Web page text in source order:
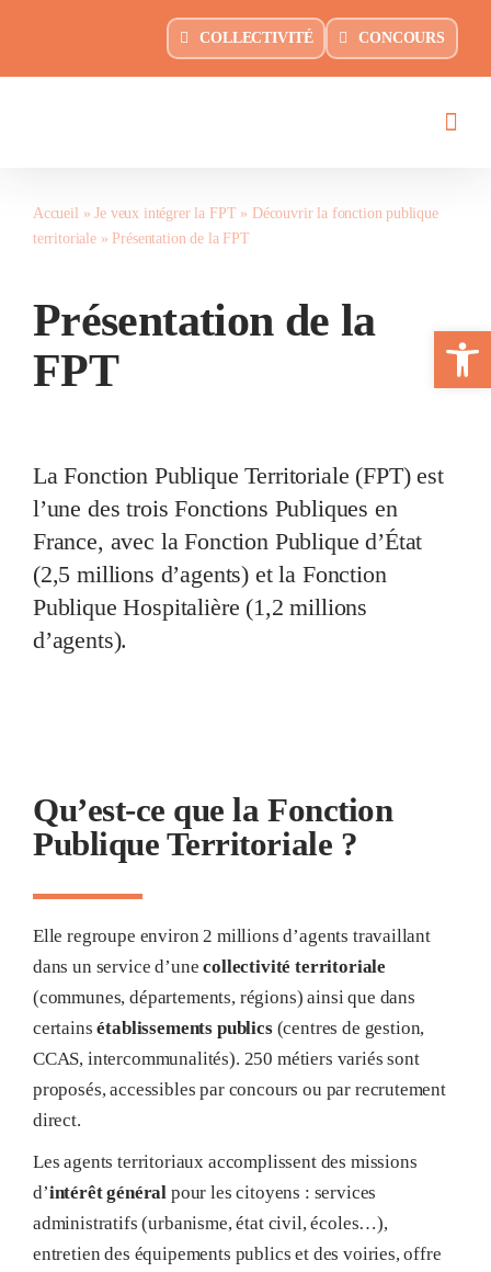
Ouvrir
contenu
COLLECTIVITÉ CONCOURS
Accueil »Je veux intégrer la FPT» Découvrir la fonction publique
territoriale» Présentation de la FPT
Présentation de la
FPT
La Fonction Publique Territoriale (FPT) est
l’une des trois Fonctions Publiques en
France, avec la Fonction Publique d’État
(2,5 millions d’agents) et la Fonction
Publique Hospitalière (1,2 millions
d’agents).
Qu’est-ce que la Fonction
Publique Territoriale ?
Elle regroupe environ 2 millions d’agents travaillant
dans un service d’unecollectivité territoriale
(communes, départements, régions) ainsi que dans
certainsétablissements publics(centres de gestion,
CCAS, intercommunalités). 250 métiers variés sont
proposés, accessibles par concours ou par recrutement
direct.
Les agents territoriaux accomplissent des missions
d’intérêt général pour les citoyens : services
administratifs (urbanisme, état civil, écoles…),
entretien des équipements publics et des voiries, offre